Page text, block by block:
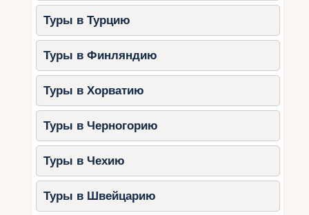
Туры в Турцию
Туры в Финляндию
Туры в Хорватию
Туры в Черногорию
Туры в Чехию
Туры в Швейцарию